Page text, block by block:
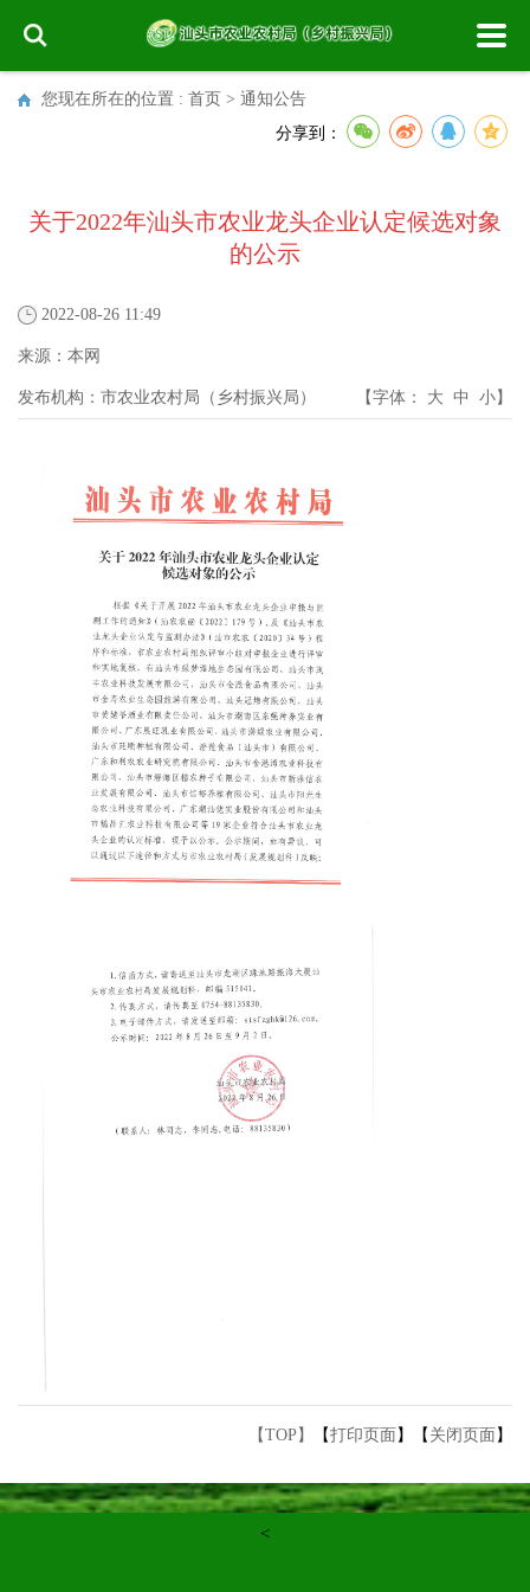
您现在所在的位置 : 首页 > 通知公告
分享到：
关于2022年汕头市农业龙头企业认定候选对象
的公示
2022-08-26 11:49
来源： 本网
发布机构： 市农业农村局（乡村振兴局） 【字体： 大 中 小】
【TOP】 【打印页面 】【 关闭页面 】
<